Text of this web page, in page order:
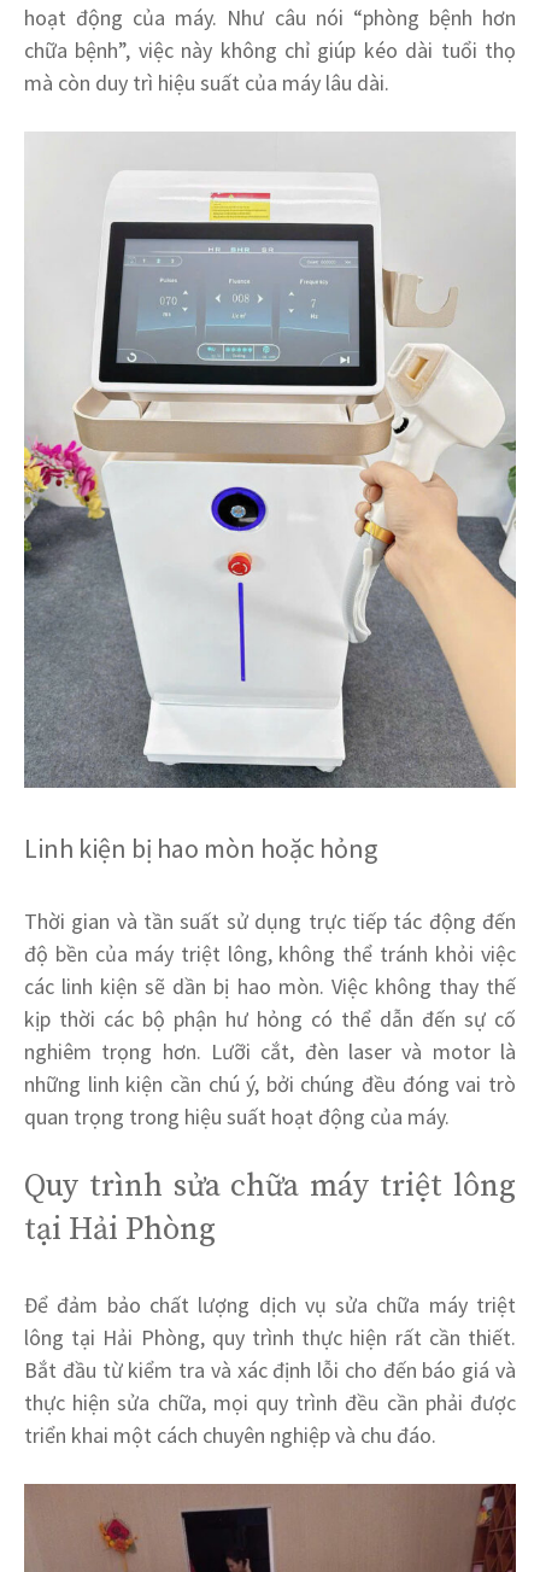
hoạt động của máy. Như câu nói “phòng bệnh hơn
chữa bệnh”, việc này không chỉ giúp kéo dài tuổi thọ
mà còn duy trì hiệu suất của máy lâu dài.
Linh kiện bị hao mòn hoặc hỏng
Thời gian và tần suất sử dụng trực tiếp tác động đến
độ bền của máy triệt lông, không thể tránh khỏi việc
các linh kiện sẽ dần bị hao mòn. Việc không thay thế
kịp thời các bộ phận hư hỏng có thể dẫn đến sự cố
nghiêm trọng hơn. Lưỡi cắt, đèn laser và motor là
những linh kiện cần chú ý, bởi chúng đều đóng vai trò
quan trọng trong hiệu suất hoạt động của máy.
Quy trình sửa chữa máy triệt lông
tại Hải Phòng
Để đảm bảo chất lượng dịch vụ sửa chữa máy triệt
lông tại Hải Phòng, quy trình thực hiện rất cần thiết.
Bắt đầu từ kiểm tra và xác định lỗi cho đến báo giá và
thực hiện sửa chữa, mọi quy trình đều cần phải được
triển khai một cách chuyên nghiệp và chu đáo.